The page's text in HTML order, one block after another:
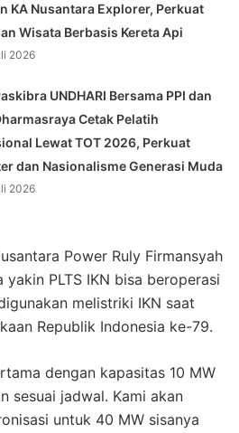
KA Nusantara Explorer, Perkuat
Wisata Berbasis Kereta Api
2026
UNDHARI Bersama PPI dan
Cetak Pelatih
Lewat TOT 2026, Perkuat
dan Nasionalisme Generasi Muda
2026
Power Ruly Firmansyah
yakin PLTS IKN bisa beroperasi
melistriki IKN saat
Republik Indonesia ke-79.
dengan kapasitas 10 MW
sesuai jadwal. Kami akan
untuk 40 MW sisanya